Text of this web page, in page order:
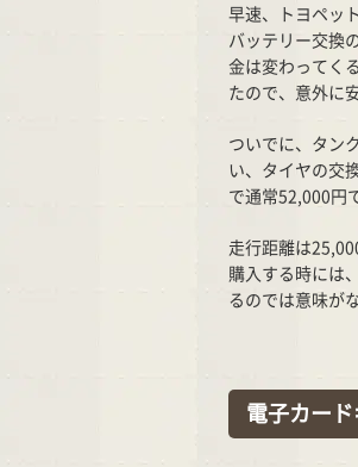
早速、トヨペッ
バッテリー交換
金は変わってく
たので、意外に
ついでに、タン
い、タイヤの交
で通常52,000円
走行距離は
購入する時には
るのでは意味が
電子カー